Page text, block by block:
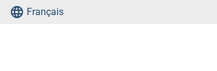
Français